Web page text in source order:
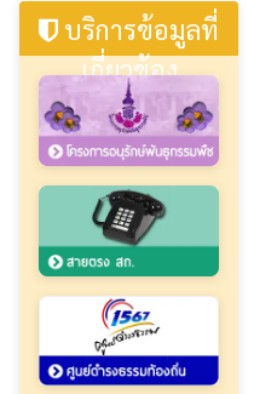
บริการข้อมูลที่
เกี่ยวข้อง